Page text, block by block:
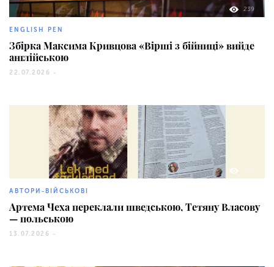
239
ENGLISH PEN
Збірка Максима Кривцова «Вірші з бійниці» вийде
англійською
22.07.2026 -
АВТОРИ-ВІЙСЬКОВІ
Артема Чеха переклали шведською, Тетяну Власову
— польською
13.07.2026 -